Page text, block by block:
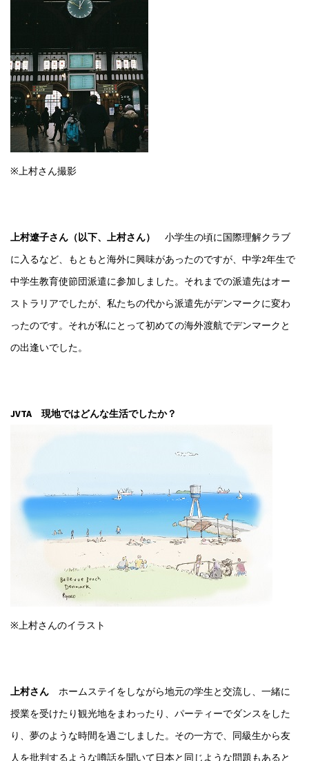
※上村さん撮影
上村遼子さん（以下、上村さん）
小学生の頃に国際理解クラブ
に入るなど、もともと海外に興味があったのですが、中学2年生で
中学生教育使節団派遣に参加しました。それまでの派遣先はオー
ストラリアでしたが、私たちの代から派遣先がデンマークに変わ
ったのです。それが私にとって初めての海外渡航でデンマークと
の出逢いでした。
JVTA 現地ではどんな生活でしたか？
※上村さんのイラスト
上村さん ホームステイをしながら地元の学生と交流し、一緒に
授業を受けたり観光地をまわったり、パーティーでダンスをした
り、夢のような時間を過ごしました。その一方で、同級生から友
人を批判するような噂話を聞いて日本と同じような問題もあると